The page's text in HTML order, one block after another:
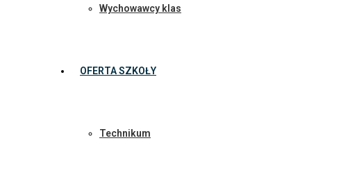
Wychowawcy klas
OFERTA SZKOŁY
Technikum